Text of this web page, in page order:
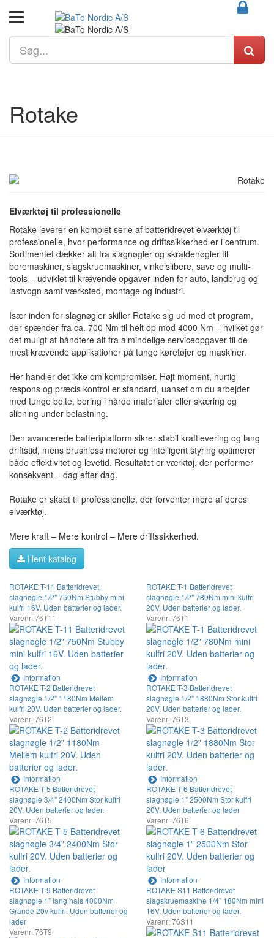
Rotake
Elværktøj til professionelle
Rotake leverer en komplet serie af batteridrevet elværktøj til
professionelle, hvor performance og driftssikkerhed er i centrum.
Sortimentet dækker alt fra slagnøgler og skraldenøgler til
boremaskiner, slagskruemaskiner, vinkelslibere, save og multi-
tools – udviklet til krævende opgaver inden for auto, landbrug og
lastvogn samt værksted, montage og industri.
Især inden for slagnøgler skiller Rotake sig ud med et program,
der spænder fra ca. 700 Nm til helt op mod 4000 Nm – hvilket gør
det muligt at håndtere alt fra almindelige serviceopgaver til de
mest krævende applikationer på tunge køretøjer og maskiner.
Her handler det ikke om kompromiser. Højt moment, hurtig
respons og præcis kontrol er standard, uanset om du arbejder
med tunge bolte, boring i hårde materialer eller skæring og
slibning under belastning.
Den avancerede batteriplatform sikrer stabil kraftlevering og lang
driftstid, mens brushless motorer og intelligent styring optimerer
både effektivitet og levetid. Resultatet er værktøj, der performer
konsekvent – dag efter dag.
Rotake er skabt til professionelle, der forventer mere af deres
elværktøj.
Mere kraft – Mere kontrol – Mere driftssikkerhed.
Hent katalog
ROTAKE T-11 Batteridrevet
slagnøgle 1/2" 750Nm Stubby mini
kulfri 16V. Uden batterier og lader.
Varenr: 76T11
Information
ROTAKE T-1 Batteridrevet
slagnøgle 1/2" 780Nm mini kulfri
20V. Uden batterier og lader.
Varenr: 76T1
Information
ROTAKE T-2 Batteridrevet
slagnøgle 1/2" 1180Nm Mellem
kulfri 20V. Uden batterier og lader.
Varenr: 76T2
Information
ROTAKE T-3 Batteridrevet
slagnøgle 1/2" 1880Nm Stor kulfri
20V. Uden batterier og lader.
Varenr: 76T3
Information
ROTAKE T-5 Batteridrevet
slagnøgle 3/4" 2400Nm Stor kulfri
20V. Uden batterier og lader.
Varenr: 76T5
Information
ROTAKE T-6 Batteridrevet
slagnøgle 1" 2500Nm Stor kulfri
20V. Uden batterier og lader
Varenr: 76T6
Information
ROTAKE T-9 Batteridrevet
slagnøgle 1" lang hals 4000Nm
Grande 20v kulfri. Uden batterier og
lader
Varenr: 76T9
ROTAKE S11 Batteridrevet
slagskruemaskine 1/4" 180Nm mini
16V. Uden batterier og lader.
Varenr: 76S11